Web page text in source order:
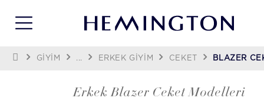
GİYİM ... ERKEK GIYIM CEKET BLAZER
Erkek Blazer Ceket Modelleri